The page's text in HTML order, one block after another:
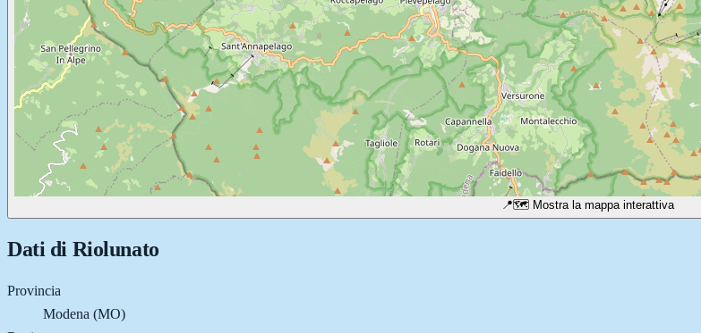
📍🗺️ Mostra la mappa interattiva
Dati di Riolunato
Provincia
Modena (MO)